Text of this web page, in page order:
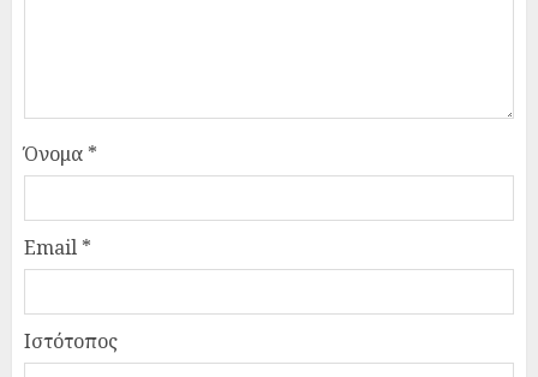
Όνομα *
Email *
Ιστότοπος